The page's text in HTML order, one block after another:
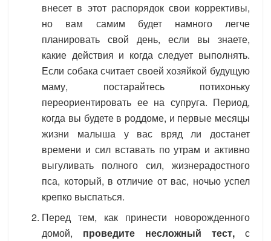
внесет в этот распорядок свои коррективы,
но вам самим будет намного легче
планировать свой день, если вы знаете,
какие действия и когда следует выполнять.
Если собака считает своей хозяйкой будущую
маму, постарайтесь потихоньку
переориентировать ее на супруга. Период,
когда вы будете в роддоме, и первые месяцы
жизни малыша у вас вряд ли достанет
времени и сил вставать по утрам и активно
выгуливать полного сил, жизнерадостного
пса, который, в отличие от вас, ночью успел
крепко выспаться.
Перед тем, как принести новорожденного
домой, проведите несложный тест, с